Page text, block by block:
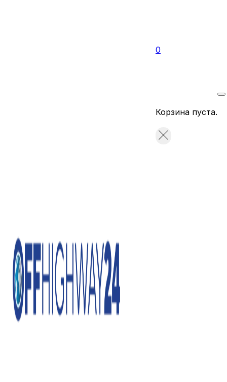
0
Корзина пуста.